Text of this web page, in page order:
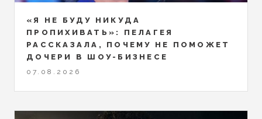
«Я НЕ БУДУ НИКУДА
ПРОПИХИВАТЬ»: ПЕЛАГЕЯ
РАССКАЗАЛА, ПОЧЕМУ НЕ ПОМОЖЕТ
ДОЧЕРИ В ШОУ-БИЗНЕСЕ
07.08.2026